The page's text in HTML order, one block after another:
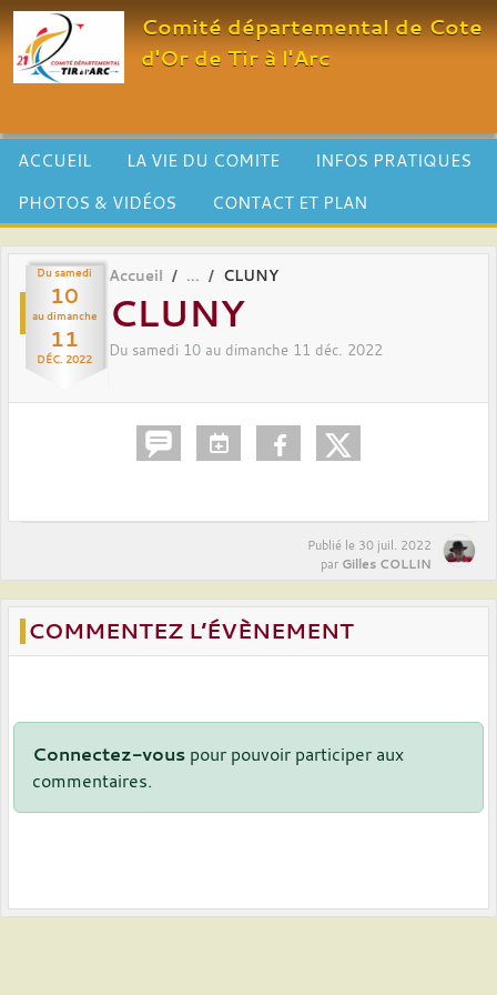
Comité départemental de Cote
d'Or de Tir à l'Arc
ACCUEIL LA VIE DU COMITE
INFOS PRATIQUES
PHOTOS & VIDÉOS
CONTACT ET PLAN
Dusamedi
10
au dimanche
11
DÉC. 2022
Accueil CLUNY
CLUNY
Du samedi 10 au dimanche 11 déc. 2022
Publié le 30 juil. 2022
par Gilles COLLIN
COMMENTEZ L’ÉVÈNEMENT
Connectez-vous pour pouvoir participer aux
commentaires.
Panneau de gestion des cookies